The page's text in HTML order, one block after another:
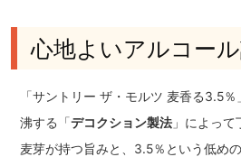
心地よいアルコー
「サントリー ザ・モルツ 麦香る3.5
沸する「デコクション製法 」によっ
麦芽が持つ旨みと、3.5％という低め